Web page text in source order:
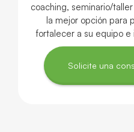
coaching, seminario/
la mejor opción para
fortalecer a su equipo e
Solicite una